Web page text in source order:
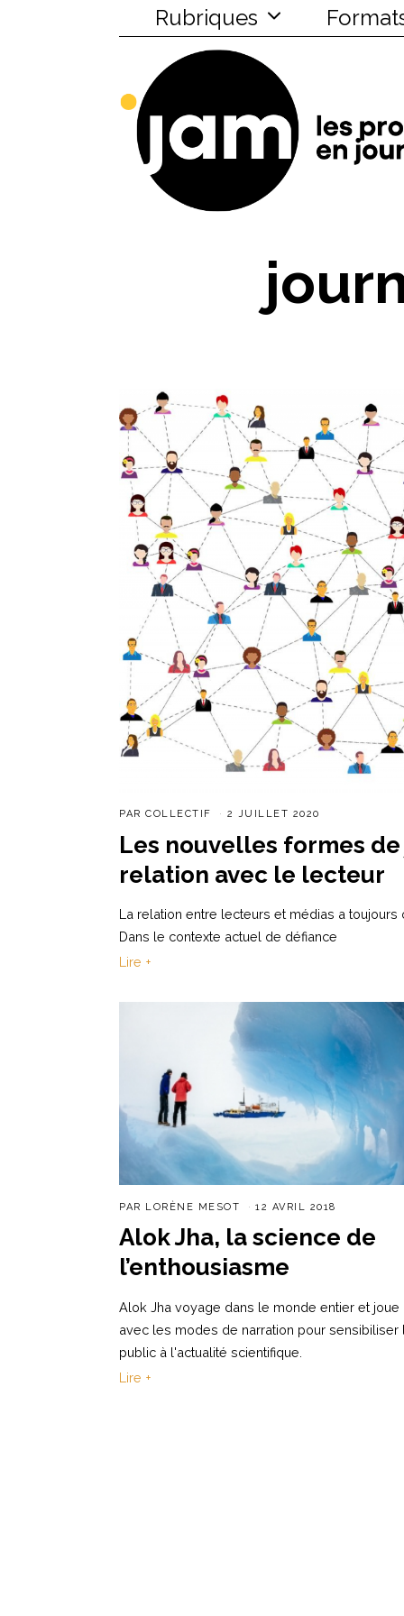
Rubriques
PAR COLLECTIF 2 JUILLET 2020
Les nouvelles formes
relation avec le lecteur
La relation entre lecteurs et médias a
Dans le contexte actuel de défiance
Lire +
PAR LORÈNE MESOT 12 AVRIL 2018
Alok Jha, la science de
l’enthousiasme
Alok Jha voyage dans le monde entier et joue
avec les modes de narration pour sensibiliser
public à l'actualité scientifique.
Lire +